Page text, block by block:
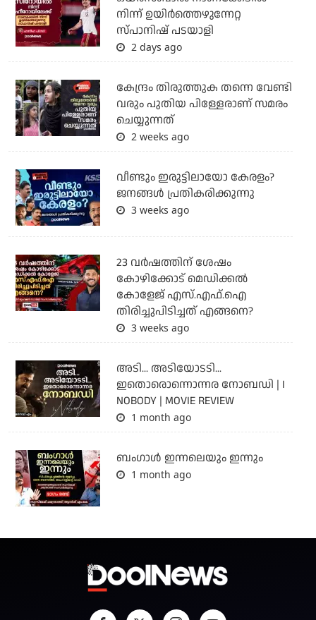
നിന്ന് ഉയിർത്തെഴുന്നേറ്റ
സ്പാനിഷ് പടയാളി
2 days ago
കേന്ദ്രം തിരുത്തുക തന്നെ വേണ്ടി
വരും പുതിയ പിള്ളേരാണ് സമരം
ചെയ്യുന്നത്
2 weeks ago
വീണ്ടും ഇരുട്ടിലായോ കേരളം?
ജനങ്ങൾ പ്രതികരിക്കുന്നു
3 weeks ago
23 വർഷത്തിന് ശേഷം
കോഴിക്കോട് മെഡിക്കൽ
കോളേജ് എസ്.എഫ്.ഐ
തിരിച്ചുപിടിച്ചത് എങ്ങനെ?
3 weeks ago
അടി... അടിയോടടി...
ഇതൊരൊന്നൊന്നര നോബഡി | I
NOBODY | MOVIE REVIEW
1 month ago
ബംഗാള്‍ ഇന്നലെയും ഇന്നും
1 month ago